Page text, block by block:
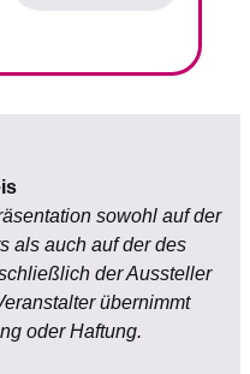
sowohl auf der
als auch auf der des
der Aussteller
übernimmt
oder Haftung.